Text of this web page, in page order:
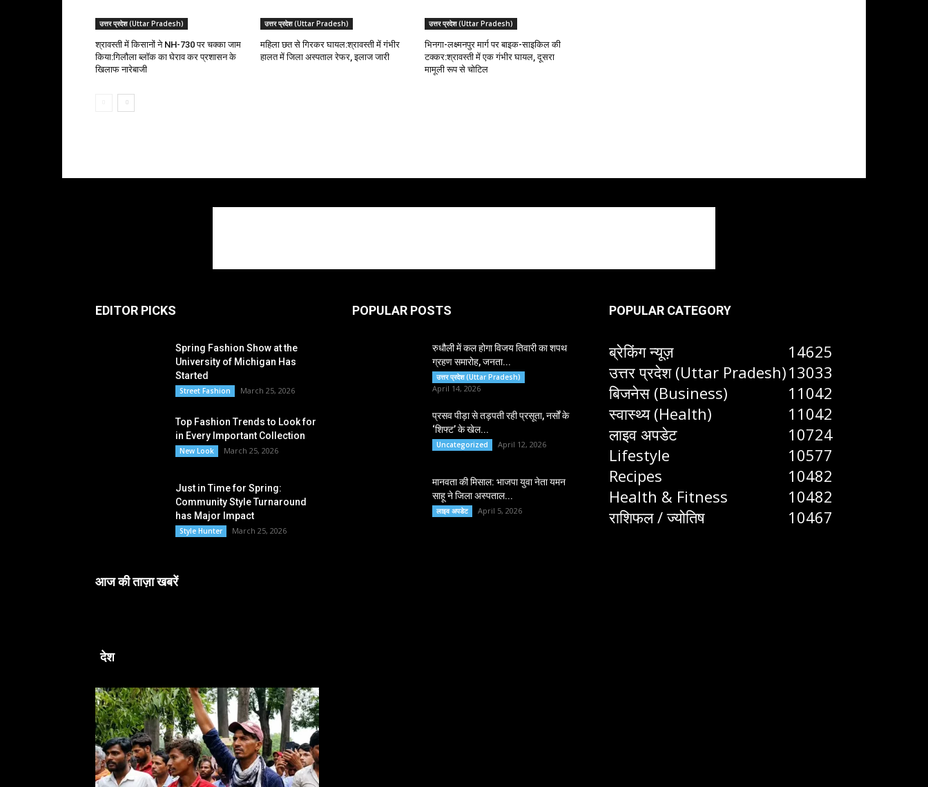
उत्तर प्रदेश (Uttar Pradesh)
श्रावस्ती में किसानों ने NH-730 पर चक्का जाम
किया:गिलौला ब्लॉक का घेराव कर प्रशासन के
खिलाफ नारेबाजी
उत्तर प्रदेश (Uttar Pradesh)
महिला छत से गिरकर घायल:श्रावस्ती में गंभीर
हालत में जिला अस्पताल रेफर, इलाज जारी
उत्तर प्रदेश (Uttar Pradesh)
भिनगा-लक्ष्मनपुर मार्ग पर बाइक-साइकिल की
टक्कर:श्रावस्ती में एक गंभीर घायल, दूसरा
मामूली रूप से चोटिल
EDITOR PICKS
Spring Fashion Show at the
University of Michigan Has
Started
Street Fashion March 25, 2026
Top Fashion Trends to Look for
in Every Important Collection
New Look March 25, 2026
Just in Time for Spring:
Community Style Turnaround
has Major Impact
Style Hunter March 25, 2026
आज की ताज़ा खबरें
देश
POPULAR POSTS
रुधौली में कल होगा विजय तिवारी का शपथ
ग्रहण समारोह, जनता...
उत्तर प्रदेश (Uttar Pradesh)
April 14, 2026
प्रसव पीड़ा से तड़पती रही प्रसूता, नर्सों के
‘शिफ्ट’ के खेल...
Uncategorized April 12, 2026
मानवता की मिसाल: भाजपा युवा नेता यमन
साहू ने जिला अस्पताल...
लाइव अपडेट April 5, 2026
POPULAR CATEGORY
ब्रेकिंग न्यूज़
14625
उत्तर प्रदेश (Uttar Pradesh)13033
बिजनेस (Business)
11042
स्वास्थ्य (Health)
11042
लाइव अपडेट
10724
Lifestyle
10577
Recipes
10482
Health & Fitness
10482
राशिफल / ज्योतिष
10467